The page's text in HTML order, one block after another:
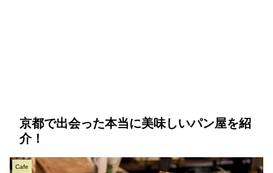
京都で出会った本当に美味しいパン屋を紹
介！
Cafe